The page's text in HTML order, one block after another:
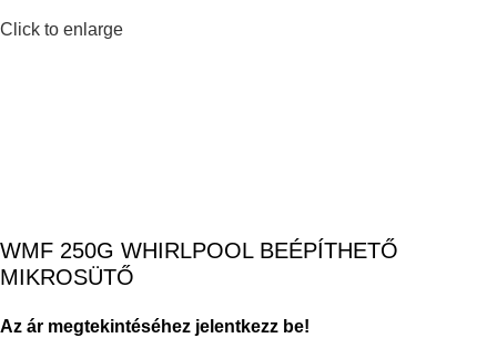
Click to enlarge
WMF 250G WHIRLPOOL BEÉPÍTHETŐ
MIKROSÜTŐ
Az ár megtekintéséhez jelentkezz be!